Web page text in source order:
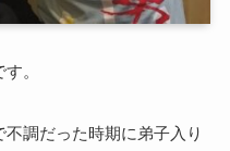
。
調だった時期に弟子入り